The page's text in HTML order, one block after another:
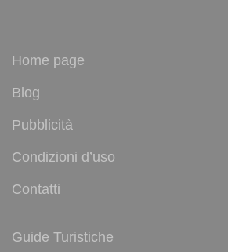
Home page
Blog
Pubblicità
Condizioni d’uso
Contatti
Guide Turistiche